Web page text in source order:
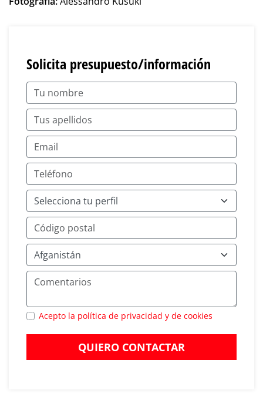
Solicita presupuesto/información
Acepto la política de privacidad y de cookies
QUIERO CONTACTAR